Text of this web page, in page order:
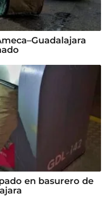
en basurero de